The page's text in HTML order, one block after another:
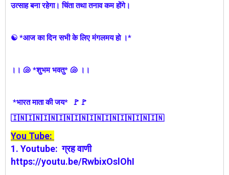
उत्साह बना रहेगा। चिंता तथा तनाव कम होंगे।
☯ *आज का दिन सभी के लिए मंगलमय हो ।*
।। 🐚 *शुभम भवतु* 🐚 ।।
*भारत माता की जय* 🚩🚩
🇮🇳🇮🇳🇮🇳🇮🇳🇮🇳🇮🇳🇮🇳🇮🇳🇮🇳🇮🇳
You Tube:
1. Youtube:ग्रह वाणी
https://youtu.be/RwbixOslOhI